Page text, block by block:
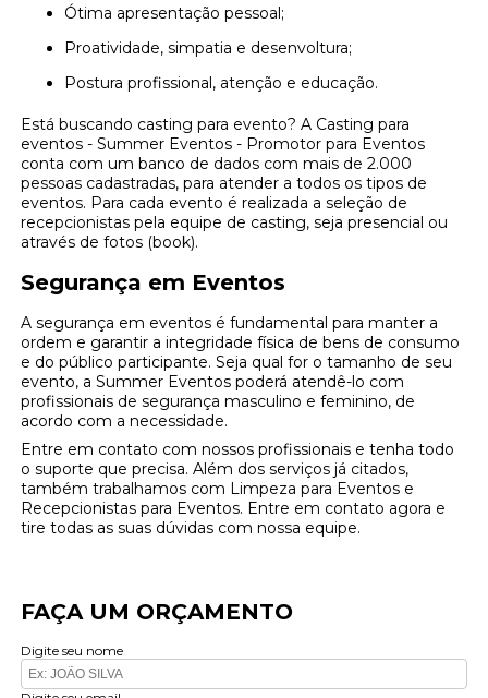
Ótima apresentação pessoal;
Proatividade, simpatia e desenvoltura;
Postura profissional, atenção e educação.
Está buscando casting para evento? A Casting para
eventos - Summer Eventos - Promotor para Eventos
conta com um banco de dados com mais de 2.000
pessoas cadastradas, para atender a todos os tipos de
eventos. Para cada evento é realizada a seleção de
recepcionistas pela equipe de casting, seja presencial ou
através de fotos (book).
Segurança em Eventos
A segurança em eventos é fundamental para manter a
ordem e garantir a integridade física de bens de consumo
e do público participante. Seja qual for o tamanho de seu
evento, a Summer Eventos poderá atendê-lo com
profissionais de segurança masculino e feminino, de
acordo com a necessidade.
Entre em contato com nossos profissionais e tenha todo
o suporte que precisa. Além dos serviços já citados,
também trabalhamos com Limpeza para Eventos e
Recepcionistas para Eventos. Entre em contato agora e
tire todas as suas dúvidas com nossa equipe.
FAÇA UM ORÇAMENTO
Digite seu nome